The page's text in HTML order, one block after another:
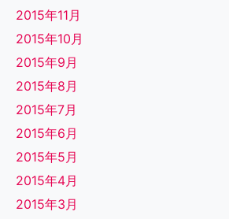
2015年11月
2015年10月
2015年9月
2015年8月
2015年7月
2015年6月
2015年5月
2015年4月
2015年3月